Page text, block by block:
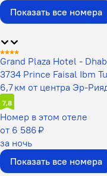
Показать все номера
Grand Plaza Hotel -
3734 Prince Faisal Ibm
6,7 км от центра Эр-
7,8
Номер в этом отеле
от 6 586 ₽
за ночь
Показать все номера